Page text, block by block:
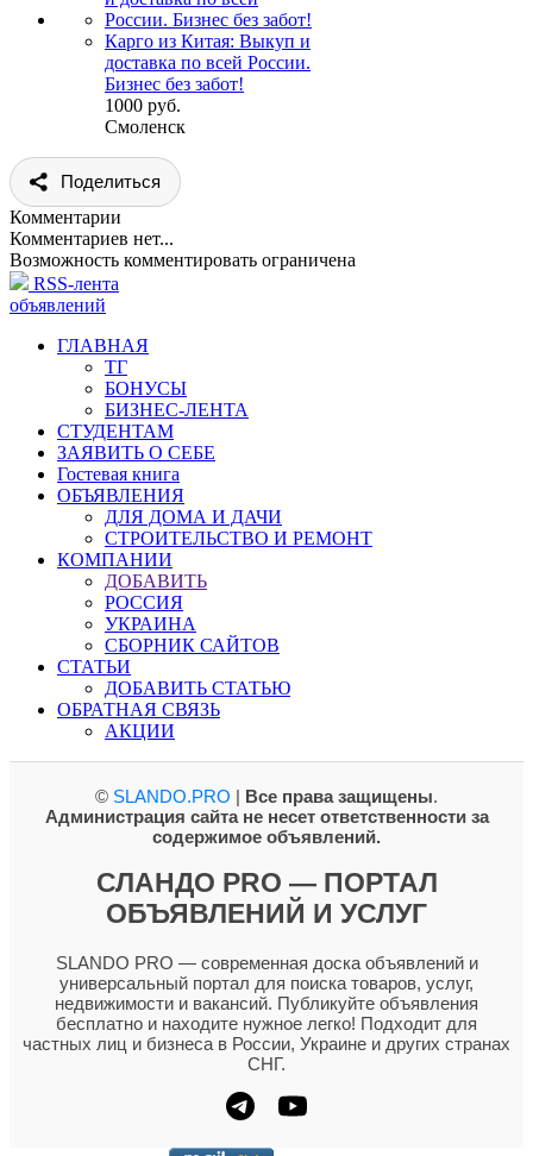
Карго из Китая: Выкуп и
доставка по всей России.
Бизнес без забот!
1000 руб.
Смоленск
Поделиться
Комментарии
Комментариев нет...
Возможность комментировать ограничена
RSS-лента
объявлений
ГЛАВНАЯ
ТГ
БОНУСЫ
БИЗНЕС-ЛЕНТА
СТУДЕНТАМ
ЗАЯВИТЬ О СЕБЕ
Гостевая книга
ОБЪЯВЛЕНИЯ
ДЛЯ ДОМА И ДАЧИ
СТРОИТЕЛЬСТВО И РЕМОНТ
КОМПАНИИ
ДОБАВИТЬ
РОССИЯ
УКРАИНА
СБОРНИК САЙТОВ
СТАТЬИ
ДОБАВИТЬ СТАТЬЮ
ОБРАТНАЯ СВЯЗЬ
АКЦИИ
© SLANDO.PRO | Все права защищены.
Администрация сайта не несет ответственности за
содержимое объявлений.
СЛАНДО PRO — ПОРТАЛ
ОБЪЯВЛЕНИЙ И УСЛУГ
SLANDO PRO — современная доска объявлений и
универсальный портал для поиска товаров, услуг,
недвижимости и вакансий. Публикуйте объявления
бесплатно и находите нужное легко! Подходит для
частных лиц и бизнеса в России, Украине и других странах
СНГ.